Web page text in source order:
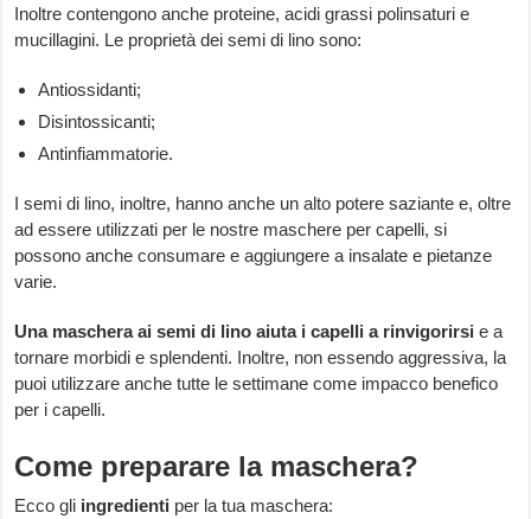
Inoltre contengono anche proteine, acidi grassi polinsaturi e
mucillagini. Le proprietà dei semi di lino sono:
Antiossidanti;
Disintossicanti;
Antinfiammatorie.
I semi di lino, inoltre, hanno anche un alto potere saziante e, oltre
ad essere utilizzati per le nostre maschere per capelli, si
possono anche consumare e aggiungere a insalate e pietanze
varie.
Una maschera ai semi di lino aiuta i capelli a rinvigorirsie a
tornare morbidi e splendenti. Inoltre, non essendo aggressiva, la
puoi utilizzare anche tutte le settimane come impacco benefico
per i capelli.
Come preparare la maschera?
Ecco gli ingredienti per la tua maschera: